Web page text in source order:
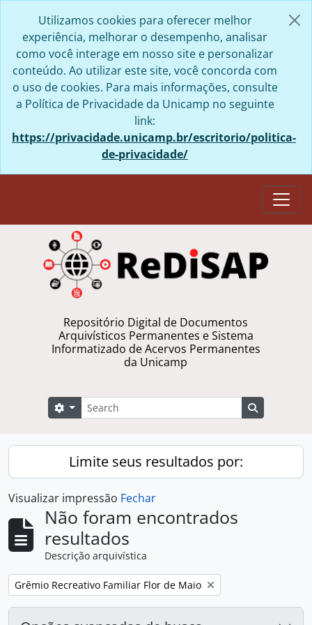
Utilizamos cookies para oferecer melhor
experiência, melhorar o desempenho, analisar
como você interage em nosso site e personalizar
conteúdo. Ao utilizar este site, você concorda com
o uso de cookies. Para mais informações, consulte
a Política de Privacidade da Unicamp no seguinte
link:
https://privacidade.unicamp.br/escritorio/politica-
de-privacidade/
Repositório Digital de Documentos
Arquivísticos Permanentes e Sistema
Informatizado de Acervos Permanentes
da Unicamp
Buscar
Opções de busca
Limite seus resultados por:
Visualizar impressão Fechar
Não foram encontrados
resultados
Descrição arquivística
Remover filtro:
Grêmio Recreativo Familiar Flor de Maio